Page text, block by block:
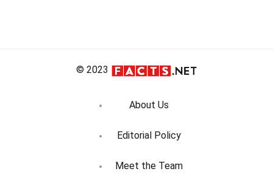
© 2023
About Us
Editorial Policy
Meet the Team